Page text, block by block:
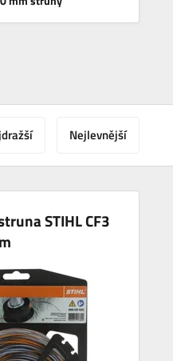
Nejlevnější
STIHL CF3